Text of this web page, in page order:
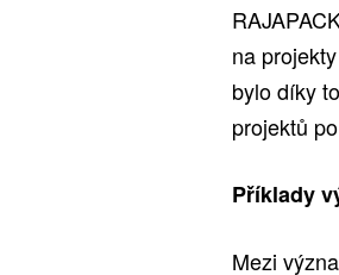
na
bylo díky
projektů
Příklady
Mezi